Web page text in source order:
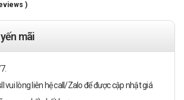
)
mãi
vui lòng liên hệ call/Zalo để được cập nhật giá